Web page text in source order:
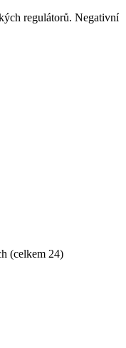
regulátorů. Negativní
(celkem 24)